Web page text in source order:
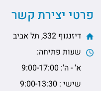
פרטי יצירת קשר
דיזנגוף 332, תל אביב
שעות פתיחה:
א' - ה': 9:00-17:00
שישי : 9:00-13:30